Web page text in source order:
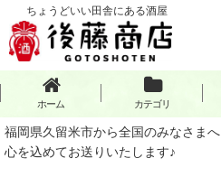
ちょうどいい田舎にある酒屋
ホーム カテゴリ
福岡県久留米市から全国のみなさまへ
心を込めてお送りいたします♪